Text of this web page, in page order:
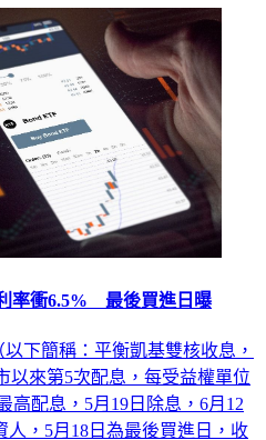
下簡稱：平衡凱基雙核收息，
以來第5次配息，每受益權單位
高配息，5月19日除息，6月12